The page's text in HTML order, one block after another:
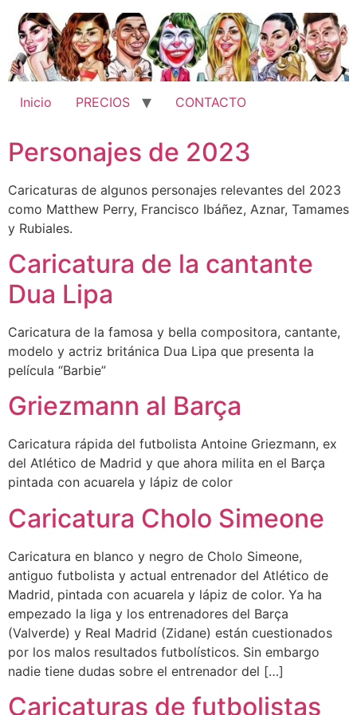
contenido
Inicio PRECIOS CONTACTO
Personajes de 2023
Caricaturas de algunos personajes relevantes del 2023
como Matthew Perry, Francisco Ibáñez, Aznar, Tamames
y Rubiales.
Caricatura de la cantante
Dua Lipa
Caricatura de la famosa y bella compositora, cantante,
modelo y actriz británica Dua Lipa que presenta la
película “Barbie”
Griezmann al Barça
Caricatura rápida del futbolista Antoine Griezmann, ex
del Atlético de Madrid y que ahora milita en el Barça
pintada con acuarela y lápiz de color
Caricatura Cholo Simeone
Caricatura en blanco y negro de Cholo Simeone,
antiguo futbolista y actual entrenador del Atlético de
Madrid, pintada con acuarela y lápiz de color. Ya ha
empezado la liga y los entrenadores del Barça
(Valverde) y Real Madrid (Zidane) están cuestionados
por los malos resultados futbolísticos. Sin embargo
nadie tiene dudas sobre el entrenador del […]
Caricaturas de futbolistas